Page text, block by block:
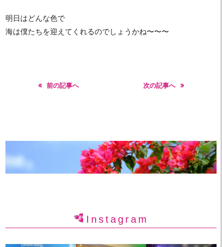
明日はどんな色で
海は僕たちを迎えてくれるのでしょうかね〜〜〜
前の記事へ 次の記事へ
Instagram